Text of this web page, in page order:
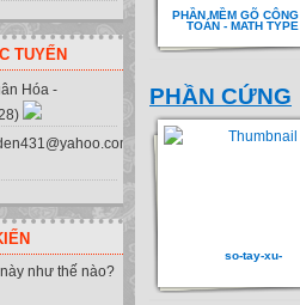
TUYẾN
Hóa -
như thế nào?
PHẦN MỀM GÕ
TOÁN - MATH
PHẦN CỨNG
so-tay-xu-